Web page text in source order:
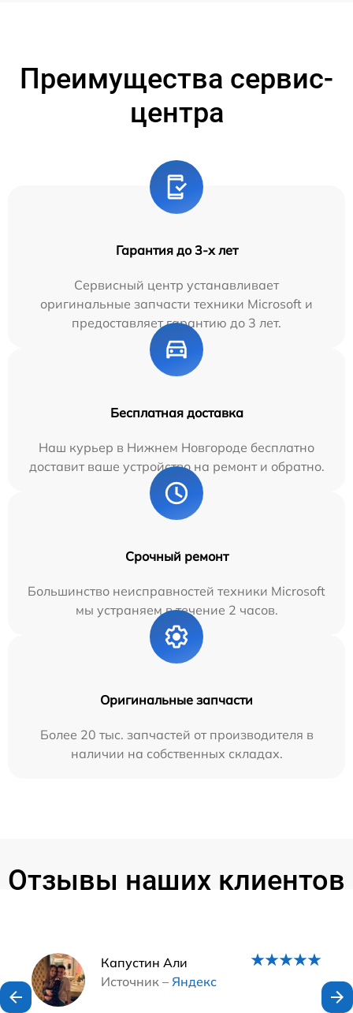
Преимущества сервис-
центра
Гарантия до 3-х лет
Сервисный центр устанавливает
оригинальные запчасти техники Microsoft и
предоставляет гарантию до 3 лет.
Бесплатная доставка
Наш курьер в Нижнем Новгороде бесплатно
доставит ваше устройство на ремонт и обратно.
Срочный ремонт
Большинство неисправностей техники Microsoft
мы устраняем в течение 2 часов.
Оригинальные запчасти
Более 20 тыс. запчастей от производителя в
наличии на собственных складах.
Отзывы наших клиентов
Капустин Али
Источник – Яндекс
Наши мастера